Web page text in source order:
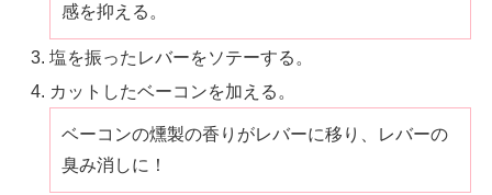
感を抑える。
塩を振ったレバーをソテーする。
カットしたベーコンを加える。
ベーコンの燻製の香りがレバーに移り、レバーの
臭み消しに！